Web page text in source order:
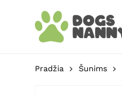
Pradžia Šunims